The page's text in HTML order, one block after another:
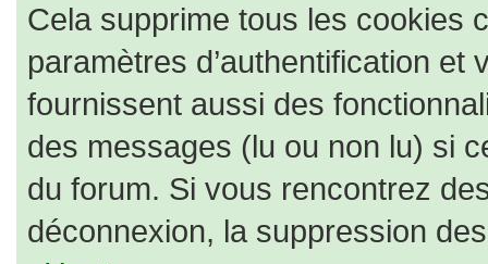
Cela supprime tous les cookies
paramètres d’authentification
fournissent aussi des
des messages (lu ou non lu) si
du forum. Si vous rencontrez
déconnexion, la suppression